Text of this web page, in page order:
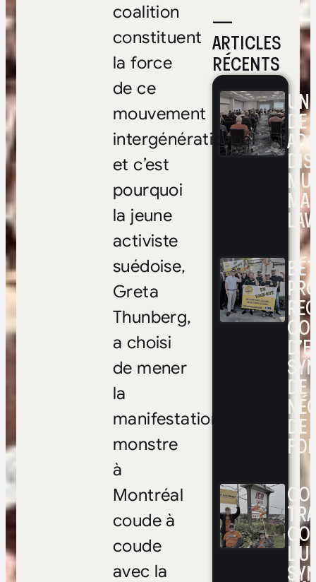
—
ARTICLES
RÉCENTS
DE
DE
DE
FOI
coalition
constituent
la force
de ce
mouvement
intergénérationnel
et c’est
pourquoi
la jeune
activiste
suédoise,
Greta
Thunberg,
a choisi
de mener
la
manifestation
monstre
à
Montréal
coude à
coude
avec la